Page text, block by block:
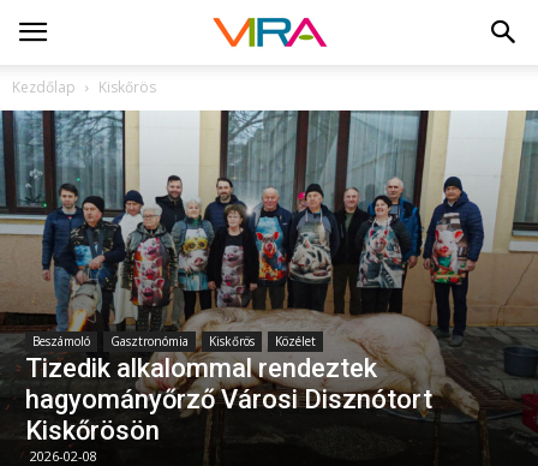
Kezdőlap Kiskőrös
Beszámoló Gasztronómia Kiskőrös Közélet
Tizedik alkalommal rendeztek
hagyományőrző Városi Disznótort
Kiskőrösön
2026-02-08